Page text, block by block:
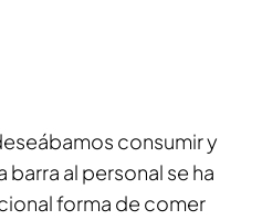
consumir y
barra al personal se ha
forma de comer